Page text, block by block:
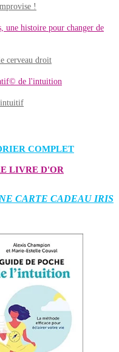
!
une histoire pour changer de
cerveau droit
de l'intuition
intuitif
COMPLET
LIVRE D'OR
CARTE CADEAU IRIS